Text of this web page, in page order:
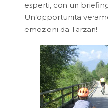
esperti, con un
Un’opportunità
emozioni da Tarzan!